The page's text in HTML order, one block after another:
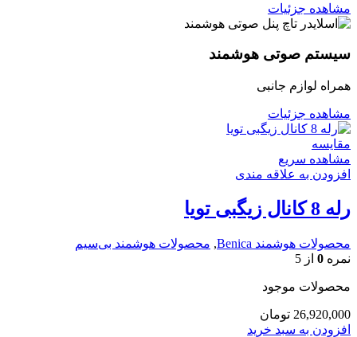
مشاهده جزئیات
سیستم صوتی هوشمند
همراه لوازم جانبی
مشاهده جزئیات
مقایسه
مشاهده سریع
افزودن به علاقه مندی
رله 8 کانال زیگبی تویا
محصولات هوشمند Benica , محصولات هوشمند بی‌سیم
نمره 0 از 5
محصولات موجود
26,920,000 تومان
افزودن به سبد خرید